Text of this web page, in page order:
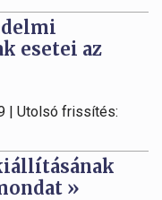
esetei az
| Utolsó frissítés:
»